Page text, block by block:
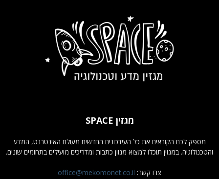
מגזין SPACE
מספק לכם הקוראים את כל העידכונים החדשים מעולם האינטרנט, המדע
והטכנולוגיה. במגזין תוכלו למצוא מגוון כתבות ומדריכים מועילים בתחומים שונים.
צרו קשר: office@mekomonet.co.il